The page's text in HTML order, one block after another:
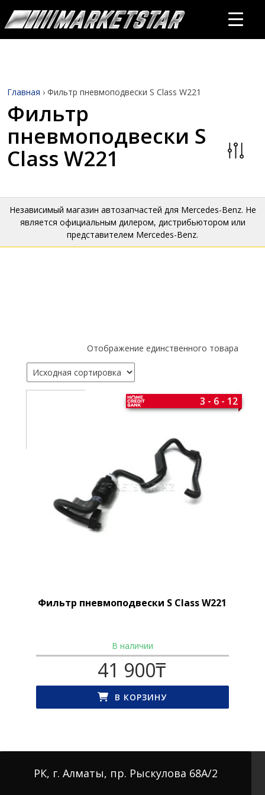
Главная › Фильтр пневмоподвески S Class W221
Фильтр
пневмоподвески S
Class W221
Независимый магазин автозапчастей для Mercedes-Benz. Не
является официальным дилером, дистрибьютором или
представителем Mercedes-Benz.
Отображение единственного товара
Фильтр пневмоподвески S Class W221
3 - 6 - 12
В наличии
41 900₸
В КОРЗИНУ
РК, г. Алматы, пр. Рыскулова 68А/2